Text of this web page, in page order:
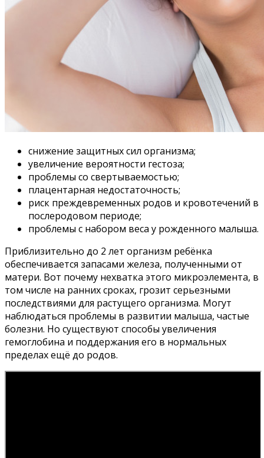
снижение защитных сил организма;
увеличение вероятности гестоза;
проблемы со свертываемостью;
плацентарная недостаточность;
риск преждевременных родов и кровотечений в
послеродовом периоде;
проблемы с набором веса у рожденного малыша.
Приблизительно до 2 лет организм ребёнка
обеспечивается запасами железа, полученными от
матери. Вот почему нехватка этого микроэлемента, в
том числе на ранних сроках, грозит серьезными
последствиями для растущего организма. Могут
наблюдаться проблемы в развитии малыша, частые
болезни. Но существуют способы увеличения
гемоглобина и поддержания его в нормальных
пределах ещё до родов.